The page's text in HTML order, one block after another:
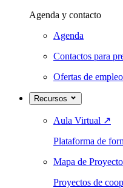
Agenda y contacto
Agenda
Contactos para
Ofertas de empleo
Recursos
Aula Virtual ↗
Plataforma de
Mapa de
Proyectos de